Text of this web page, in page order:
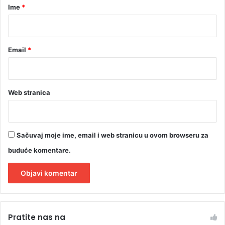
rIme *
Email *
Web stranica
Sačuvaj moje ime, email i web stranicu u ovom browseru za
buduće komentare.
tPratite nas na